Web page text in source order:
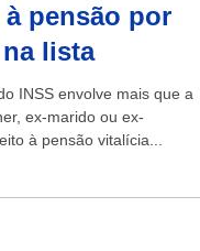
pensão por
lista
INSS envolve mais que a
ex-marido ou ex-
à pensão vitalícia...